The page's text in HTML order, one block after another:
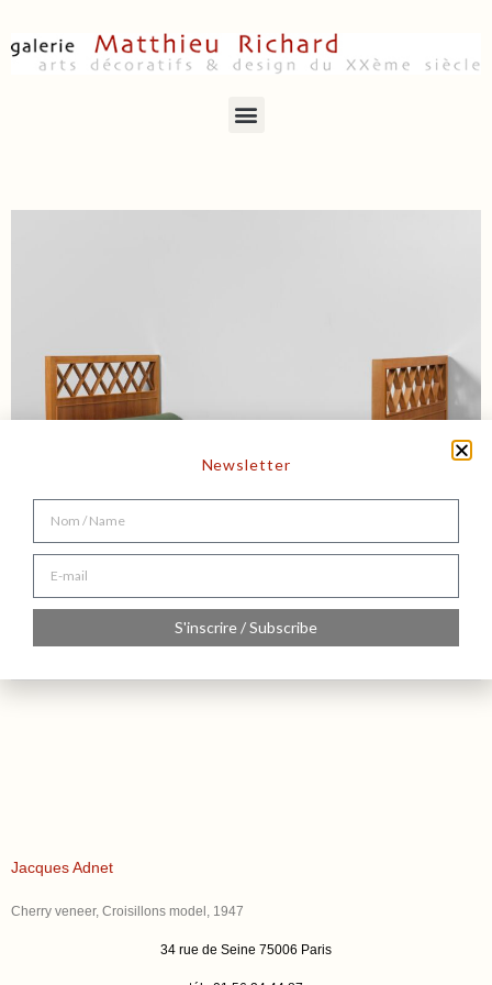
Jacques Adnet
Cherry veneer, Croisillons model, 1947
34 rue de Seine 75006 Paris
Newsletter
S'inscrire / Subscribe